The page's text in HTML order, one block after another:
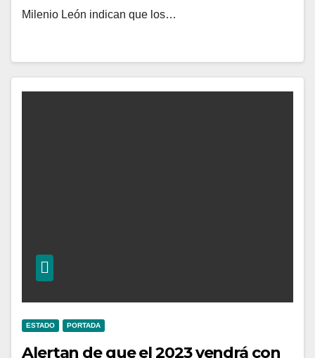
Milenio León indican que los…
ESTADO PORTADA
Alertan de que el 2023 vendrá con